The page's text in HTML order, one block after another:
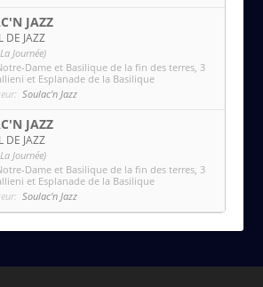
JAZZ
DE JAZZ
Journée)
Dame et Basilique de la fin des terres, 3
et Esplanade de la Basilique
Soulac'n Jazz
JAZZ
DE JAZZ
Journée)
Dame et Basilique de la fin des terres, 3
et Esplanade de la Basilique
Soulac'n Jazz